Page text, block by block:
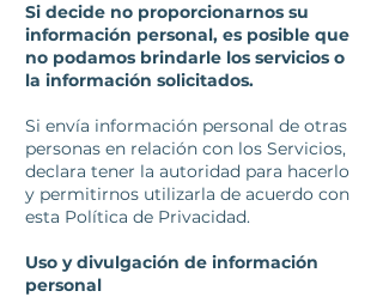
Si decide no proporcionarnos su
información personal, es posible que
no podamos brindarle los servicios o
la información solicitados.
Si envía información personal de otras
personas en relación con los Servicios,
declara tener la autoridad para hacerlo
y permitirnos utilizarla de acuerdo con
esta Política de Privacidad.
Uso y divulgación de información
personal